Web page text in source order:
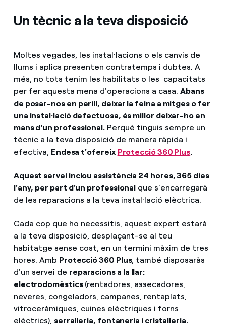
Un tècnic a la teva disposició
Moltes vegades, les instal·lacions o els canvis de
llums i aplics presenten contratemps i dubtes. A
més, no tots tenim les habilitats o les capacitats
per fer aquesta mena d'operacions a casa. Abans
de posar-nos en perill, deixar la feina a mitges o fer
una instal·lació defectuosa, és millor deixar-ho en
mans d'un professional. Perquè tinguis sempre un
tècnic a la teva disposició de manera ràpida i
efectiva, Endesa t'ofereix Protecció 360 Plus.
Aquest servei inclou assistència 24 hores, 365 dies
l'any, per part d'un professional que s'encarregarà
de les reparacions a la teva instal·lació elèctrica.
Cada cop que ho necessitis, aquest expert estarà
a la teva disposició, desplaçant-se al teu
habitatge sense cost, en un termini màxim de tres
hores. Amb Protecció 360 Plus, també disposaràs
d'un servei de reparacions a la llar:
electrodomèstics (rentadores, assecadores,
neveres, congeladors, campanes, rentaplats,
vitroceràmiques, cuines elèctriques i forns
elèctrics), serralleria, fontaneria i cristalleria.